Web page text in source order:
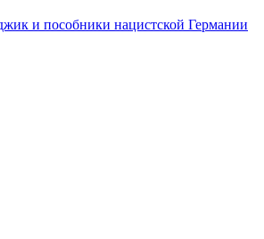
и пособники нацистской Германии